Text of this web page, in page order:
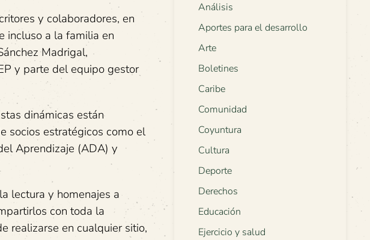
y colaboradores, en
incluso a la familia en
Madrigal,
y parte del equipo gestor
dinámicas están
socios estratégicos como el
Aprendizaje (ADA) y
lectura y homenajes a
con toda la
realizarse en cualquier sitio,
Análisis
Aportes para el desarrollo
Arte
Boletines
Caribe
Comunidad
Coyuntura
Cultura
Deporte
Derechos
Educación
Ejercicio y salud